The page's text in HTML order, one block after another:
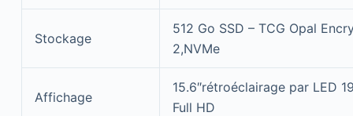
Stockage
512 Go SSD – TCG Opal
2,NVMe
Affichage
15.6″rétroéclairage par LED
Full HD